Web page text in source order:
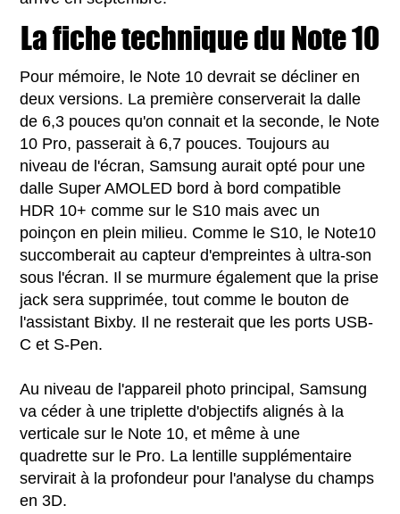
La fiche technique du Note 10
Pour mémoire, le Note 10 devrait se décliner en
deux versions. La première conserverait la dalle
de 6,3 pouces qu'on connait et la seconde, le Note
10 Pro, passerait à 6,7 pouces. Toujours au
niveau de l'écran, Samsung aurait opté pour une
dalle Super AMOLED bord à bord compatible
HDR 10+ comme sur le S10 mais avec un
poinçon en plein milieu. Comme le S10, le Note10
succomberait au capteur d'empreintes à ultra-son
sous l'écran. Il se murmure également que la prise
jack sera supprimée, tout comme le bouton de
l'assistant Bixby. Il ne resterait que les ports USB-
C et S-Pen.
Au niveau de l'appareil photo principal, Samsung
va céder à une triplette d'objectifs alignés à la
verticale sur le Note 10, et même à une
quadrette sur le Pro. La lentille supplémentaire
servirait à la profondeur pour l'analyse du champs
en 3D.